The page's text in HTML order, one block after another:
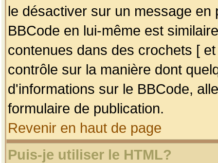
le désactiver sur un message
BBCode en lui-même est
contenues dans des crochets [
contrôle sur la manière dont
d'informations sur le BBCode,
formulaire de publication.
Revenir en haut de page
Puis-je utiliser le HTML?